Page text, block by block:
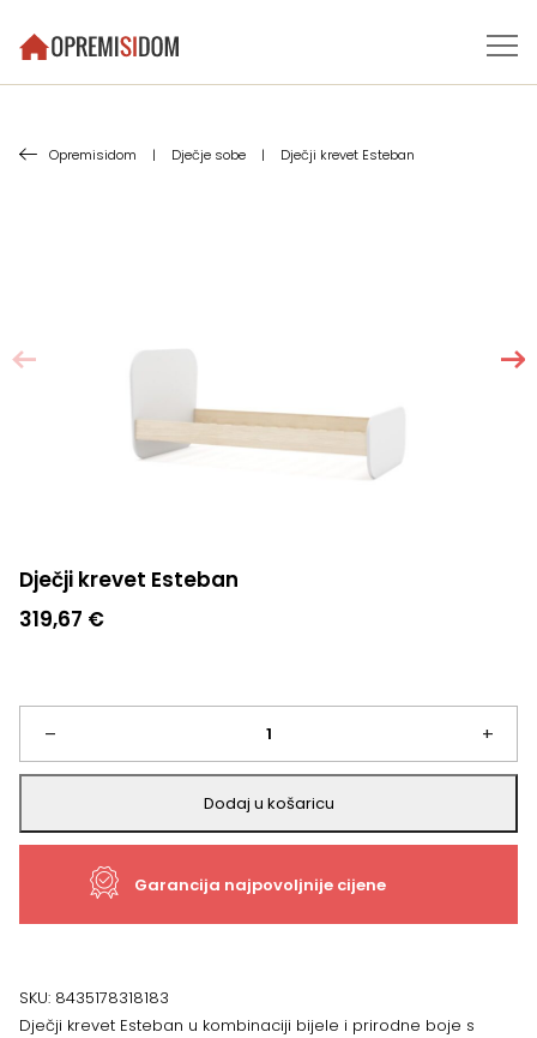
Opremisidom | Dječje sobe | Dječji krevet Esteban
Dječji krevet Esteban
319,67 €
–
Dječji
krevet
Esteban
+
Dodaj u košaricu
Garancija najpovoljnije cijene
SKU: 8435178318183
Dječji krevet Esteban u kombinaciji bijele i prirodne boje s